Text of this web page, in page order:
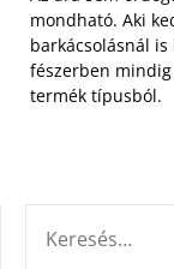
mondható. Aki
barkácsolásnál
fészerben
termék típusból.